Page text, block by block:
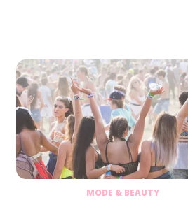
MODE & BEAUTY